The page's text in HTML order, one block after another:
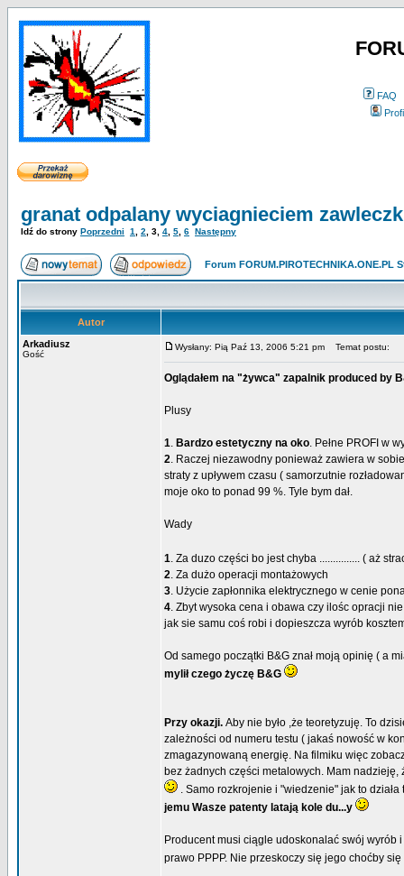
FAQ
granat odpalany wyciagnieciem
Idź do strony Poprzedni 1 2 3 4 5 6 Następny
Forum FORUM.PIROTECHNIKA.ONE.PL
Autor
Arkadiusz
Gość
Wysłany: Pią Paź 13, 2006 5:21 pm Temat postu:
Oglądałem na "żywca" zapalnik produced by
Plusy
1. Bardzo estetyczny na oko. Pełne PROFI w
2. Raczej niezawodny ponieważ zawiera w
straty z upływem czasu ( samorzutnie
moje oko to ponad 99 %. Tyle bym dał.
Wady
1. Za duzo części bo jest chyba ............... ( aż
2. Za dużo operacji montażowych
3. Użycie zapłonnika elektrycznego w cenie
4. Zbyt wysoka cena i obawa czy ilośc opracji
jak sie samu coś robi i dopieszcza wyrób
Od samego początki B&G znał moją opinię ( a
mylił czego życzę B&G
Przy okazji. Aby nie było ,że teoretyzuję. To
zależności od numeru testu ( jakaś nowość w
zmagazynowaną energię. Na filmiku więc
bez żadnych części metalowych. Mam
. Samo rozkrojenie i "wiedzenie" jak to
jemu Wasze patenty latają kole du...y
Producent musi ciągle udoskonalać swój wyrób
prawo PPPP. Nie przeskoczy się jego choćby